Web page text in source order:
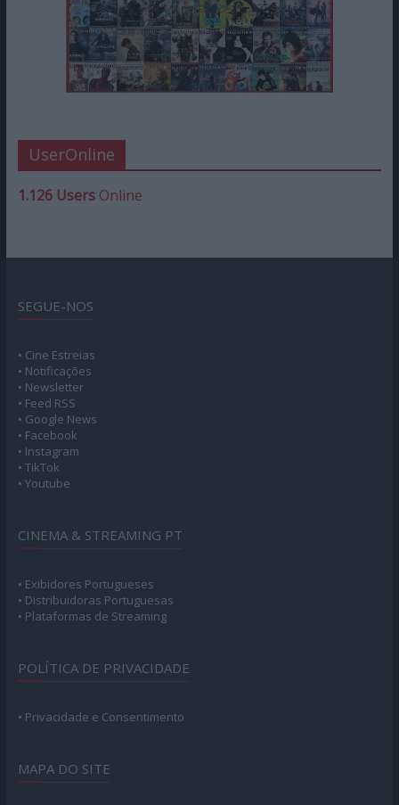
UserOnline
1.126 UsersOnline
SEGUE-NOS
• Cine Estreias
• Notificações
• Newsletter
• Feed RSS
• Google News
• Facebook
• Instagram
• TikTok
• Youtube
CINEMA & STREAMING PT
• Exibidores Portugueses
• Distribuidoras Portuguesas
• Plataformas de Streaming
POLÍTICA DE PRIVACIDADE
• Privacidade e Consentimento
MAPA DO SITE